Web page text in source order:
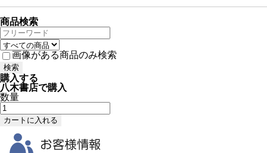
商品検索
画像がある商品のみ検索
購入する
八木書店で購入
数量